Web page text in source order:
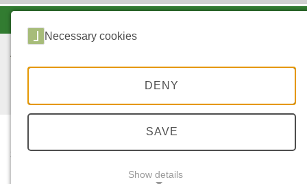
STARTSEITE
...
Necessary cookies
DENY
SAVE
Show details